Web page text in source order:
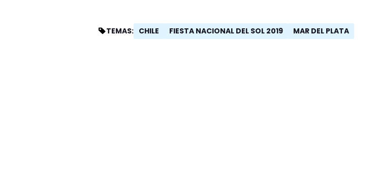
TEMAS: CHILE FIESTA NACIONAL DEL SOL 2019 MAR DEL PLATA